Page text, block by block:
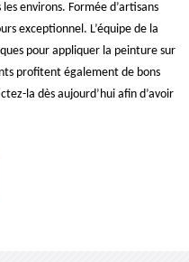
environs. Formée d’artisans
exceptionnel. L’équipe de la
pour appliquer la peinture sur
profitent également de bons
la dès aujourd’hui afin d’avoir